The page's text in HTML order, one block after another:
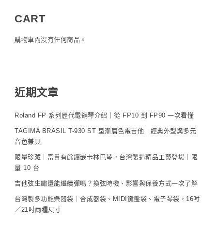
CART
購物車內沒有任何商品。
近期文章
Roland FP 系列歷代電鋼琴介紹｜從 FP10 到 FP90 一次看懂
TAGIMA BRASIL T-930 ST 型漸層色電吉他｜經典外型與多元
音色兼具
限量珍藏｜富貴有餘鑲嵌卡林巴琴，台灣製造精品工藝登場｜限
量 10 台
吉他弦生鏽還能繼續彈嗎？換弦時機、影響與保養方式一次了解
台灣製多功能樂器袋｜合成器袋、MIDI鍵盤袋、電子琴袋，16吋
／21吋兩種尺寸